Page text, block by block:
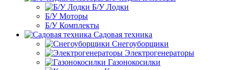
Б/У Лодки
Б/У Моторы
Б/У Комплекты
Садовая техника
Снегоуборщики
Электрогенераторы
Газонокосилки